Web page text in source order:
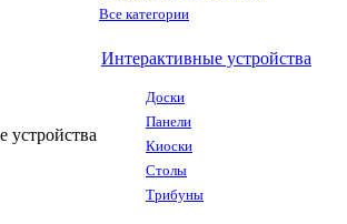
Все категории
Интерактивные устройства
Доски
Панели
Киоски
Столы
Трибуны